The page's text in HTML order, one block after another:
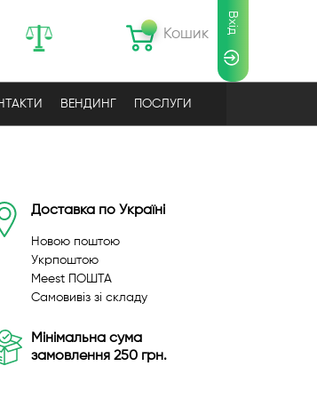
Кошик Вхід
ВЕНДИНГ ПОСЛУГИ
Доставка по Україні
Новою поштою
Укрпоштою
Meest ПОШТА
Самовивіз зі складу
Мінімальна сума
замовлення 250 грн.